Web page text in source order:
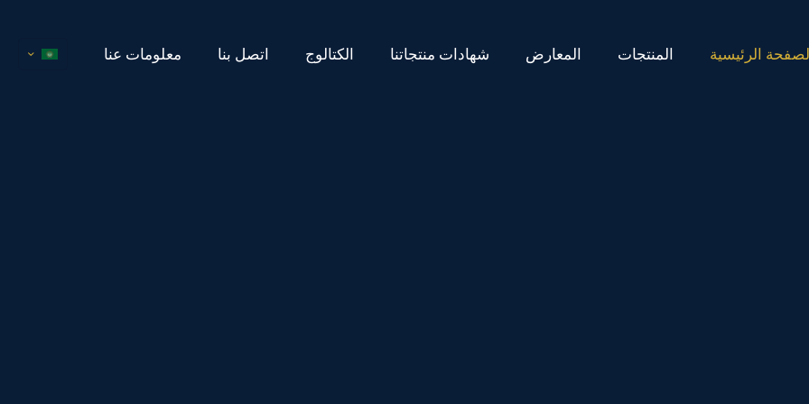
الرئيسية المنتجات المعارض شهادات منتجاتنا الكتالوج اتصل بنا معلومات عنا